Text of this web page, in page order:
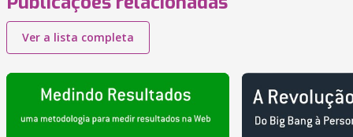
Ver a lista completa